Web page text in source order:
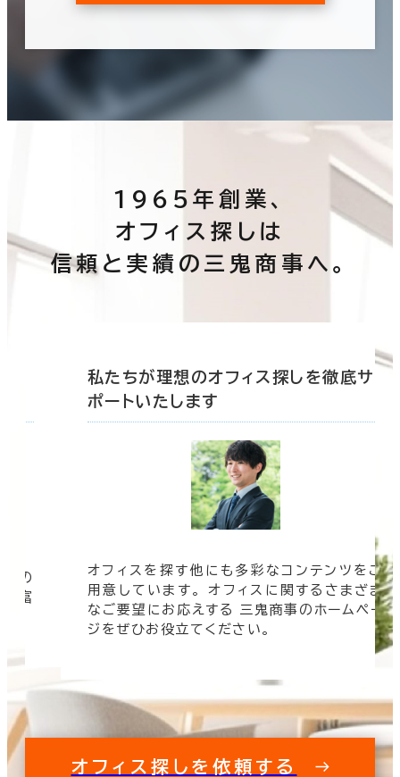
1965年創業、
オフィス探しは
信頼と実績の三鬼商事へ。
の
豊富
私たちが理想のオフィス探しを徹底サ
ポートいたします
オフィスを探す他にも多彩なコンテンツをご
用意しています。 オフィスに関するさまざま
なご要望にお応えする 三鬼商事のホームペー
ジをぜひお役立てください。
オフィス探しを依頼する